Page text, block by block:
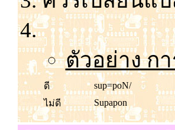
ตัวอย่าง ก
ดี sup=poN/
ไม่ดี
Supapon